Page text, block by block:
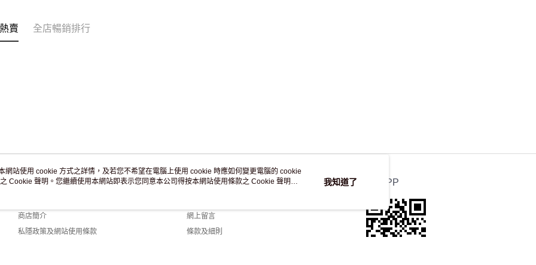
賣 全店暢銷排行
關於我們
商店簡介
私隱政策及網站使用條款
客戶服務
網上留言
條款及細則
官方APP
網站使用 cookie 方式之詳情，及若您不希望在電腦上使用 cookie 時應如何變更電腦的 cookie
Cookie 聲明。您繼續使用本網站即表示您同意本公司得按本網站使用條款之 Cookie 聲明使
我知道了